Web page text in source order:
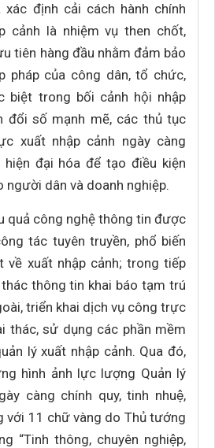
định cải cách hành chính
cảnh là nhiệm vụ then chốt,
tiên hàng đầu nhằm đảm bảo
pháp của công dân, tổ chức,
biệt trong bối cảnh hội nhập
đổi số mạnh mẽ, các thủ tục
xuất nhập cảnh ngày càng
đại hóa để tạo điều kiện
người dân và doanh nghiệp.
quả công nghệ thông tin được
tác tuyên truyền, phổ biến
về xuất nhập cảnh; trong tiếp
thác thông tin khai báo tạm trú
triển khai dịch vụ công trực
thác, sử dụng các phần mềm
lý xuất nhập cảnh. Qua đó,
hình ảnh lực lượng Quản lý
càng chính quy, tinh nhuệ,
với 11 chữ vàng do Thủ tướng
“Tinh thông, chuyên nghiệp,